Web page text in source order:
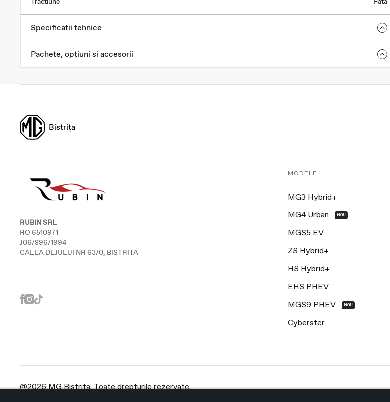
Specificatii tehnice
Pachete, optiuni si accesorii
Bistrița
RUBIN SRL
RO 6510971
J06/896/1994
CALEA DEJULUI NR 63/0, BISTRITA
MODELE
MG3 Hybrid+
MG4 Urban NOU
MGS5 EV
ZS Hybrid+
HS Hybrid+
EHS PHEV
MGS9 PHEV NOU
Cyberster
@2026 MG Bistrita. Toate drepturile rezervate.